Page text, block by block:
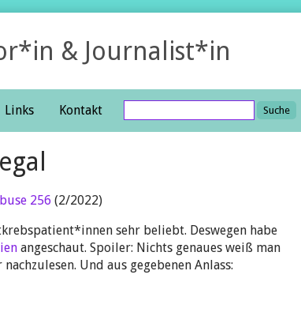
& Journalist*in
Links Kontakt Suche
256 (2/2022)
sehr beliebt. Deswegen habe
angeschaut. Spoiler: Nichts genaues weiß man
Und aus gegebenen Anlass: